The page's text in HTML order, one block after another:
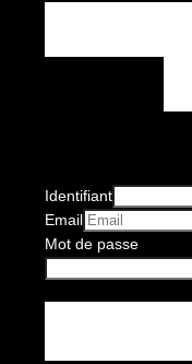
Identifiant
Email
Mot de passe